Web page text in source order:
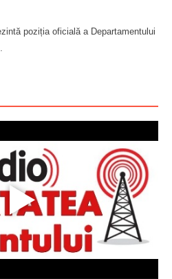
poziția oficială a Departamentului